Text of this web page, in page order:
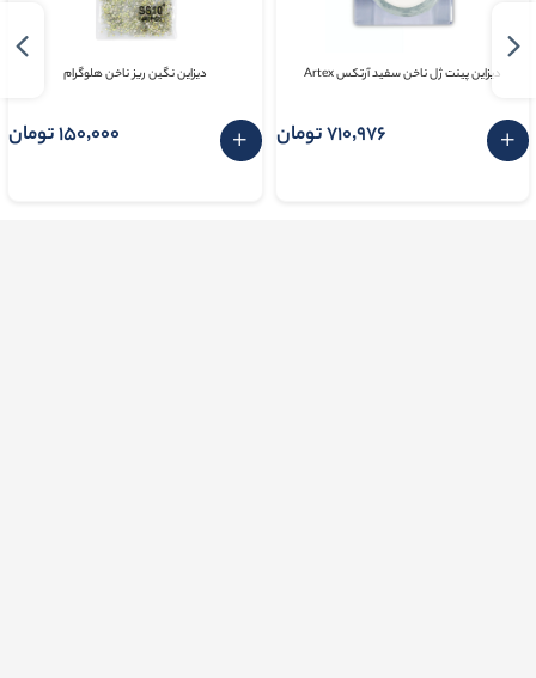
دیزاین پینت ژل ناخن سفید آرتکس Artex
710٬976 تومان
دیزاین نگین ریز ناخن هلوگرام
150٬000 تومان